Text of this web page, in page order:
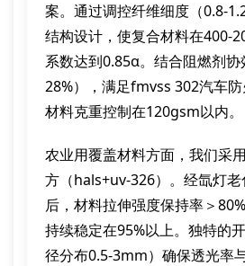
案。通过调控纤维细度（0.8-
结构设计，使复合材料在400-
系数达到0.85α。结合阻燃剂协
28%），满足fmvss 302汽车
材料克重控制在120gsm以内。
农业用覆盖材料方面，我们采
方（hals+uv-326）。经氙灯
后，材料拉伸强度保持率＞
持续稳定在95%以上。独特的
径分布0.5-3mm）确保透光率